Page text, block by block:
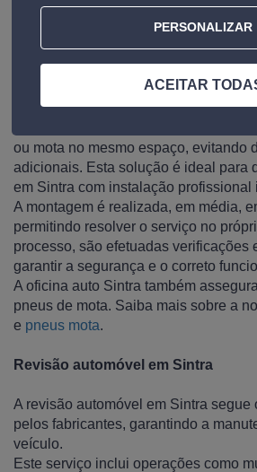
mais informações ou agendamento,
através do número 211 554 000 ou
oficina. Conheça todos os nossos
Montagem rápida de pneus em
ou mota no mesmo espaço, evitando
adicionais. Esta solução é ideal para
em Sintra com instalação profissional
A montagem é realizada, em média,
permitindo resolver o serviço no
processo, são efetuadas verificações
garantir a segurança e o correto
A oficina auto Sintra também
pneus de mota. Saiba mais sobre a
e pneus mota.
Revisão automóvel em Sintra
A revisão automóvel em Sintra segue
pelos fabricantes, garantindo a
veículo.
Este serviço inclui operações como
PERSONALIZAR
ACEITAR